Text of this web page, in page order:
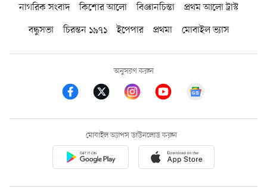
নাগরিক সংবাদ কিশোর আলো বিজ্ঞানচিন্তা
প্রথম আলো ট্রাস্ট
বন্ধুসভা
চিরন্তন ১৯৭১ ইপেপার প্রথমা মোবাইল ভ্যাস
অনুসরণ করুন
মোবাইল অ্যাপস ডাউনলোড করুন